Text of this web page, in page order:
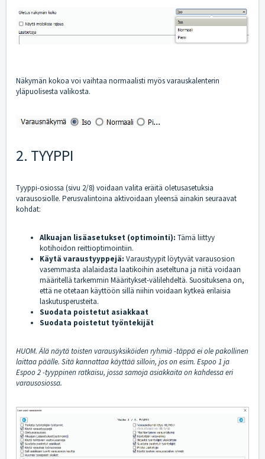
Näkymän kokoa voi vaihtaa normaalisti myös varauskalenterin
yläpuolisesta valikosta.
2. TYYPPI
Tyyppi-osiossa (sivu 2/8) voidaan valita eräitä oletusasetuksia
varausosiolle. Perusvalintoina aktivoidaan yleensä ainakin seuraavat
kohdat:
Alkuajan lisäasetukset (optimointi): Tämä liittyy
kotihoidon reittioptimointiin.
Käytä varaustyyppejä: Varaustyypit löytyvät varausosion
vasemmasta alalaidasta laatikoihin aseteltuna ja niitä voidaan
määritellä tarkemmin Määritykset-välilehdeltä. Suosituksena on,
että ne otetaan käyttöön sillä niihin voidaan kytkeä erilaisia
laskutusperusteita.
Suodata poistetut asiakkaat
Suodata poistetut työntekijät
HUOM. Älä näytä toisten varausyksiköiden ryhmiä -täppä ei ole pakollinen
laittaa päälle. Sitä kannattaa käyttää silloin, jos on esim. Espoo 1 ja
Espoo 2 -tyyppinen ratkaisu, jossa samoja asiakkaita on kahdessa eri
varausosiossa.